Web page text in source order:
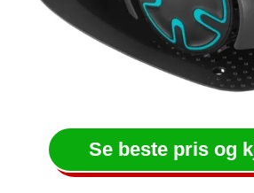
Se beste pris og